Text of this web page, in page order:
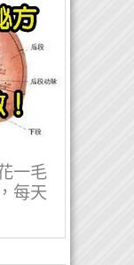
一毛
每天